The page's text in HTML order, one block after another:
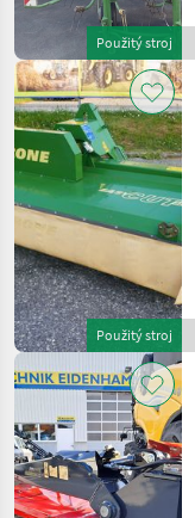
Použitý stroj
Použitý stroj